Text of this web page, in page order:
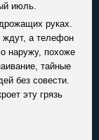
июль.
руках.
ждут, а телефон
наружу, похоже
тайные
без совести.
эту грязь